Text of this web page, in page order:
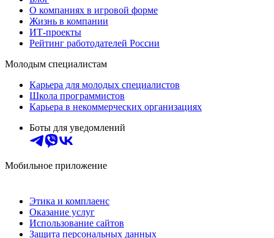
О компаниях в игровой форме
Жизнь в компании
ИТ-проекты
Рейтинг работодателей России
Молодым специалистам
Карьера для молодых специалистов
Школа программистов
Карьера в некоммерческих организациях
Боты для уведомлений
Мобильное приложение
Этика и комплаенс
Оказание услуг
Использование сайтов
Защита персональных данных